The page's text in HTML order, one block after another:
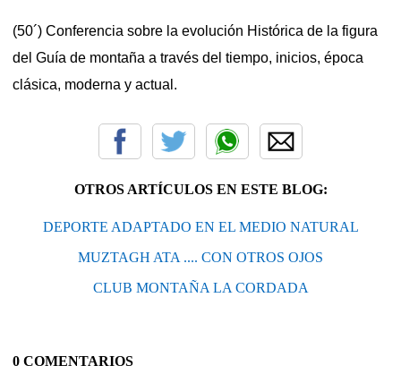
(50´) Conferencia sobre la evolución Histórica de la figura
del Guía de montaña a través del tiempo, inicios, época
clásica, moderna y actual.
OTROS ARTÍCULOS EN ESTE BLOG:
DEPORTE ADAPTADO EN EL MEDIO NATURAL
MUZTAGH ATA .... CON OTROS OJOS
CLUB MONTAÑA LA CORDADA
0 COMENTARIOS